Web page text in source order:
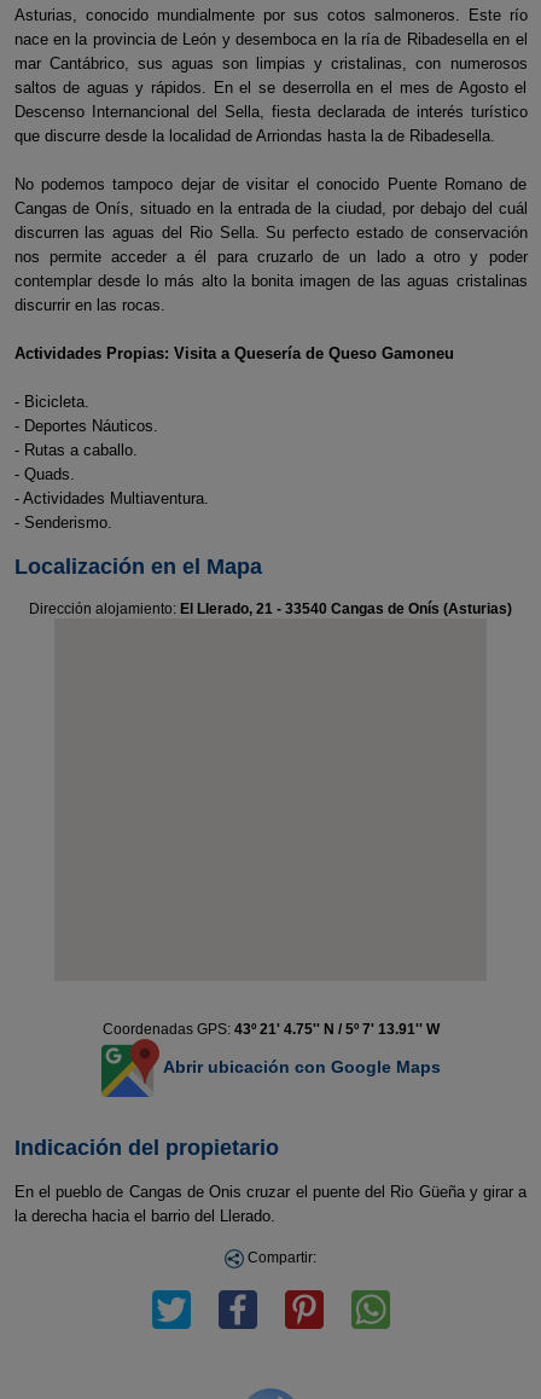
Asturias, conocido mundialmente por sus cotos salmoneros. Este río
nace en la provincia de León y desemboca en la ría de Ribadesella en el
mar Cantábrico, sus aguas son limpias y cristalinas, con numerosos
saltos de aguas y rápidos. En el se deserrolla en el mes de Agosto el
Descenso Internancional del Sella, fiesta declarada de interés turístico
que discurre desde la localidad de Arriondas hasta la de Ribadesella.
No podemos tampoco dejar de visitar el conocido Puente Romano de
Cangas de Onís, situado en la entrada de la ciudad, por debajo del cuál
discurren las aguas del Rio Sella. Su perfecto estado de conservación
nos permite acceder a él para cruzarlo de un lado a otro y poder
contemplar desde lo más alto la bonita imagen de las aguas cristalinas
discurrir en las rocas.
Actividades Propias: Visita a Quesería de Queso Gamoneu
- Bicicleta.
- Deportes Náuticos.
- Rutas a caballo.
- Quads.
- Actividades Multiaventura.
- Senderismo.
Localización en el Mapa
Dirección alojamiento: El Llerado, 21 - 33540 Cangas de Onís (Asturias)
Coordenadas GPS: 43º 21' 4.75'' N / 5º 7' 13.91'' W
Abrir ubicación con Google Maps
Indicación del propietario
En el pueblo de Cangas de Onis cruzar el puente del Rio Güeña y girar a
la derecha hacia el barrio del Llerado.
Compartir: